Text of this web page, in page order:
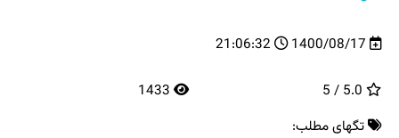
1400/08/17
21:06:32
تگهای مطلب: